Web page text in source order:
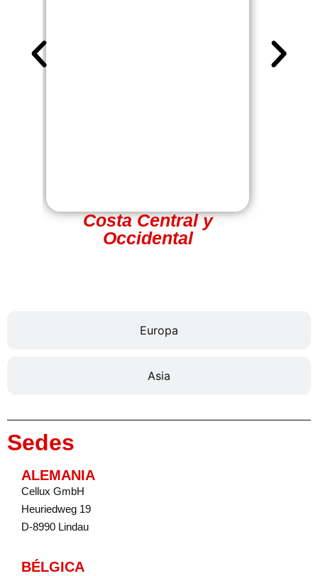
Europa
Asia
Costa Central y
Occidental
Sedes
ALEMANIA
Cellux GmbH
Heuriedweg 19
D-8990 Lindau
BÉLGICA